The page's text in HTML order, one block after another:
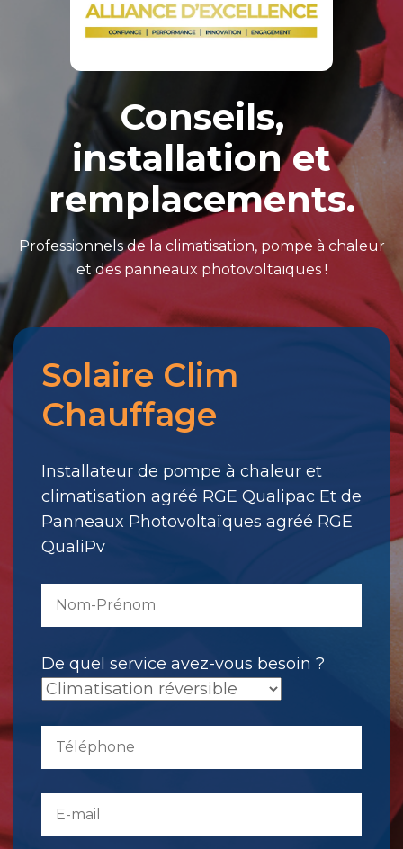
Conseils,
installation et
remplacements.
Professionnels de la climatisation, pompe à chaleur
et des panneaux photovoltaïques !
Merci
pour
votre
Il
a
été
envoyé.
Solaire Clim
Chauffage
Installateur de pompe à chaleur et
climatisation agréé RGE Qualipac Et de
Panneaux Photovoltaïques agréé RGE
QualiPv
De quel service avez-vous besoin ?